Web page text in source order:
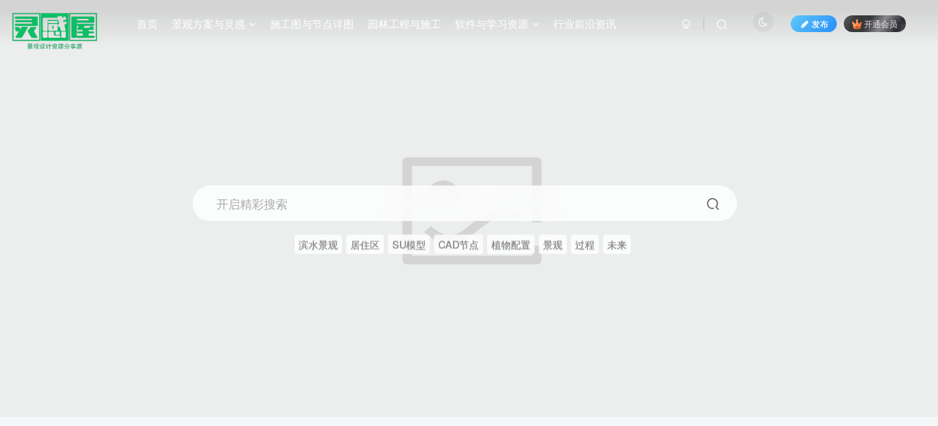
首页 景观方案与灵感 施工图与节点详图 园林工程与施工 软件与学习资源 行业前沿资讯 发布 开通会员
开启精彩搜索
滨水景观 居住区 SU模型 CAD节点 植物配置 景观 过程 未来